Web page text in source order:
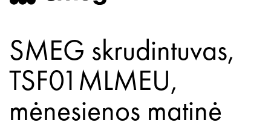
SMEG skrudintuvas,
TSF01MLMEU,
mėnesienos matinė